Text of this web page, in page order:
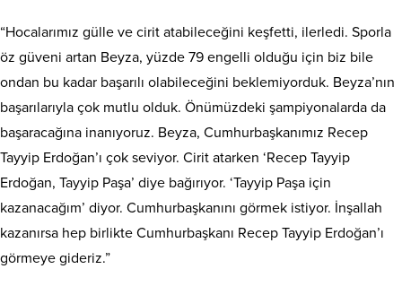
“Hocalarımız gülle ve cirit atabileceğini keşfetti, ilerledi. Sporla
öz güveni artan Beyza, yüzde 79 engelli olduğu için biz bile
ondan bu kadar başarılı olabileceğini beklemiyorduk. Beyza’nın
başarılarıyla çok mutlu olduk. Önümüzdeki şampiyonalarda da
başaracağına inanıyoruz. Beyza, Cumhurbaşkanımız Recep
Tayyip Erdoğan’ı çok seviyor. Cirit atarken ‘Recep Tayyip
Erdoğan, Tayyip Paşa’ diye bağırıyor. ‘Tayyip Paşa için
kazanacağım’ diyor. Cumhurbaşkanını görmek istiyor. İnşallah
kazanırsa hep birlikte Cumhurbaşkanı Recep Tayyip Erdoğan’ı
görmeye gideriz.”